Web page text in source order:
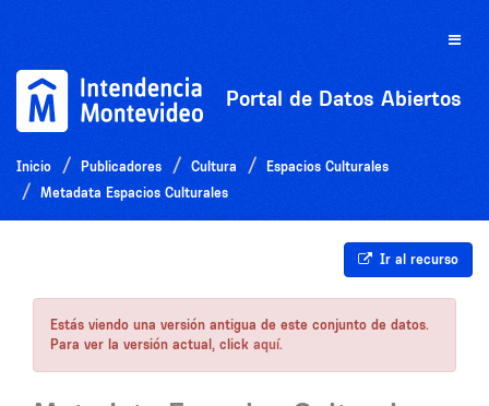
Toggle
Portal de Datos Abiertos
Inicio Publicadores Cultura
Espacios Culturales
Metadata Espacios Culturales
Ir al recurso
Estás viendo una versión antigua de este conjunto de datos.
Para ver la versión actual, click aquí.